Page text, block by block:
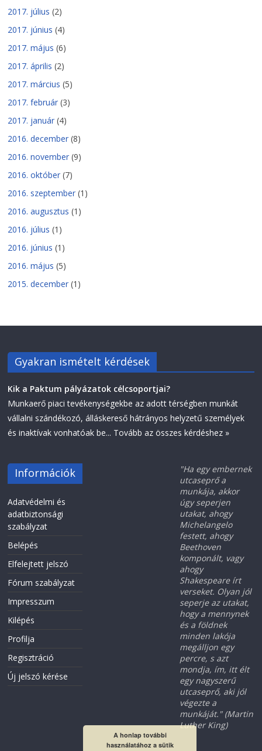
2017. július (2)
2017. június (4)
2017. május (6)
2017. április (2)
2017. március (5)
2017. február (3)
2017. január (4)
2016. december (8)
2016. november (9)
2016. október (7)
2016. szeptember (1)
2016. augusztus (1)
2016. július (1)
2016. június (1)
2016. május (5)
2015. december (1)
Gyakran ismételt kérdések
Kik a Paktum pályázatok célcsoportjai?
Munkaerő piaci tevékenységekbe az adott térségben munkát
vállalni szándékozó, álláskereső hátrányos helyzetű személyek
és inaktívak vonhatóak be... Tovább az összes kérdéshez »
Információk
Adatvédelmi és
adatbiztonsági
szabályzat
Belépés
Elfelejtett jelszó
Fórum szabályzat
Impresszum
Kilépés
Profilja
Regisztráció
Új jelszó kérése
"Ha egy embernek
utcaseprő a
munkája, akkor
úgy seperjen
utakat, ahogy
Michelangelo
festett, ahogy
Beethoven
komponált, vagy
ahogy
Shakespeare írt
verseket. Olyan jól
seperje az utakat,
hogy a mennynek
és a földnek
minden lakója
megálljon egy
percre, s azt
mondja, ím, itt élt
egy nagyszerű
utcaseprő, aki jól
végezte a
munkáját." (Martin
Luther King)
A honlap további
használatához a sütik